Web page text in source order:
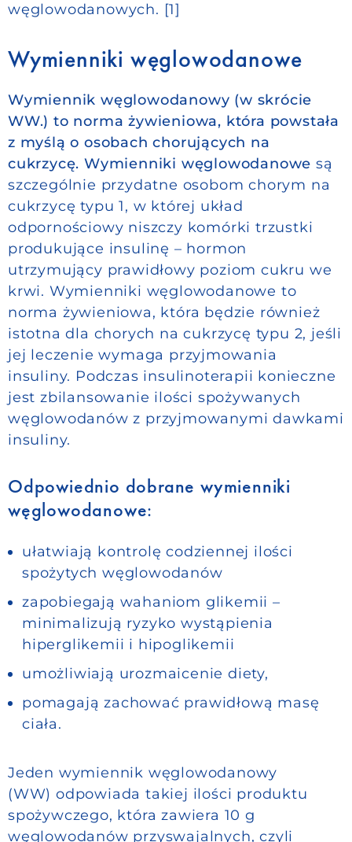
węglowodanowych. [1]
Wymienniki węglowodanowe
Wymiennik węglowodanowy (w skrócie
WW.) to norma żywieniowa, która powstała
z myślą o osobach chorujących na
cukrzycę. Wymienniki węglowodanowe są
szczególnie przydatne osobom chorym na
cukrzycę typu 1, w której układ
odpornościowy niszczy komórki trzustki
produkujące insulinę – hormon
utrzymujący prawidłowy poziom cukru we
krwi. Wymienniki węglowodanowe to
norma żywieniowa, która będzie również
istotna dla chorych na cukrzycę typu 2, jeśli
jej leczenie wymaga przyjmowania
insuliny. Podczas insulinoterapii konieczne
jest zbilansowanie ilości spożywanych
węglowodanów z przyjmowanymi dawkami
insuliny.
Odpowiednio dobrane wymienniki
węglowodanowe:
ułatwiają kontrolę codziennej ilości
spożytych węglowodanów
zapobiegają wahaniom glikemii –
minimalizują ryzyko wystąpienia
hiperglikemii i hipoglikemii
umożliwiają urozmaicenie diety,
pomagają zachować prawidłową masę
ciała.
Jeden wymiennik węglowodanowy
(WW) odpowiada takiej ilości produktu
spożywczego, która zawiera 10 g
węglowodanów przyswajalnych, czyli